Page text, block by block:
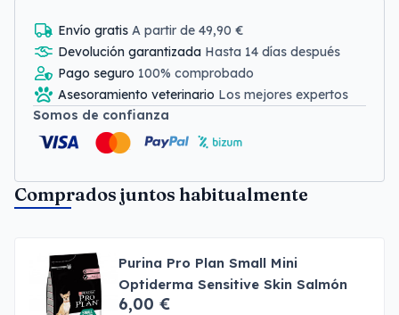
Envío gratis A partir de 49,90 €
Devolución garantizada Hasta 14 días después
Pago seguro 100% comprobado
Asesoramiento veterinario Los mejores expertos
Somos de confianza
Comprados juntos habitualmente
Purina Pro Plan Small Mini
Optiderma Sensitive Skin Salmón
6,00 €